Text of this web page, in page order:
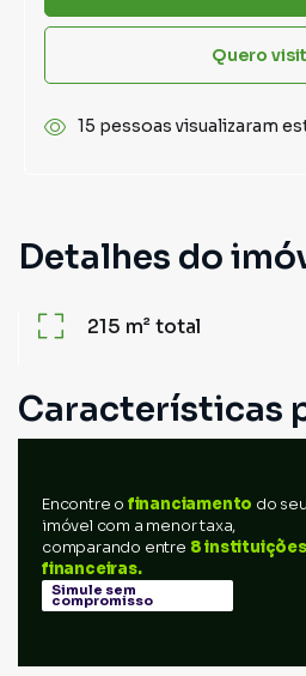
Detalhes do
215 m²total
Características
Encontre o financiamento do seu
imóvel com a menor taxa,
comparando entre 8 instituições
financeiras.
Simule sem
compromisso
Quero
15 pessoas visualizaram